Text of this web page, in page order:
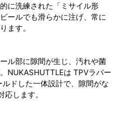
に洗練された「ミサイル形
ールでも滑らかに注げ、常に
ます。
ル部に隙間が生じ、汚れや菌
NUKASHUTTLEは TPVラバー
ドした一体設計で、隙間がな
します。